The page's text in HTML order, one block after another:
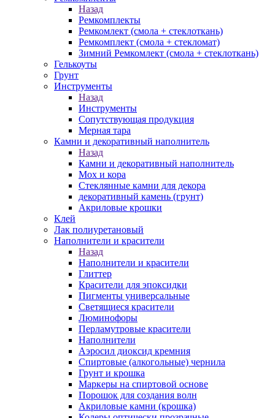
Назад
Ремкомплекты
Ремкомлект (смола + стеклоткань)
Ремкомплект (смола + стекломат)
Зимний Ремкомлект (смола + стеклоткань)
Гелькоуты
Грунт
Инструменты
Назад
Инструменты
Сопутствующая продукция
Мерная тара
Камни и декоративный наполнитель
Назад
Камни и декоративный наполнитель
Мох и кора
Стеклянные камни для декора
декоративный камень (грунт)
Акриловые крошки
Клей
Лак полиуретановый
Наполнители и красители
Назад
Наполнители и красители
Глиттер
Красители для эпоксидки
Пигменты универсальные
Светящиеся красители
Люминофоры
Перламутровые красители
Наполнители
Аэросил диоксид кремния
Спиртовые (алкогольные) чернила
Грунт и крошка
Маркеры на спиртовой основе
Порошок для создания волн
Акриловые камни (крошка)